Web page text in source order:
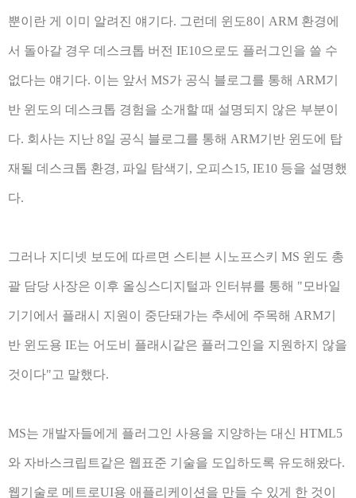
뿐이란 게 이미 알려진 얘기다. 그런데 윈도8이 ARM 환경에
서 돌아갈 경우 데스크톱 버전 IE10으로도 플러그인을 쓸 수
없다는 얘기다. 이는 앞서 MS가 공식 블로그를 통해 ARM기
반 윈도의 데스크톱 경험을 소개할 때 설명되지 않은 부분이
다. 회사는 지난 8일 공식 블로그를 통해 ARM기반 윈도에 탑
재될 데스크톱 환경, 파일 탐색기, 오피스15, IE10 등을 설명했
다.
그러나 지디넷 보도에 따르면 스티븐 시노프스키 MS 윈도 총
괄 담당 사장은 이후 올싱스디지털과 인터뷰를 통해 "모바일
기기에서 플래시 지원이 중단돼가는 추세에 주목해 ARM기
반 윈도용 IE는 어도비 플래시같은 플러그인을 지원하지 않을
것이다"고 말했다.
MS는 개발자들에게 플러그인 사용을 지양하는 대신 HTML5
와 자바스크립트같은 웹표준 기술을 도입하도록 유도해왔다.
웹기술로 메트로UI용 애플리케이션을 만들 수 있게 한 것이